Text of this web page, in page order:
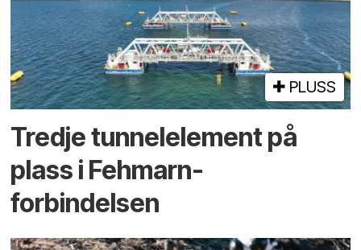
PLUSS
Tredje tunnel­element på
plass i Fehmarn-
forbindelsen